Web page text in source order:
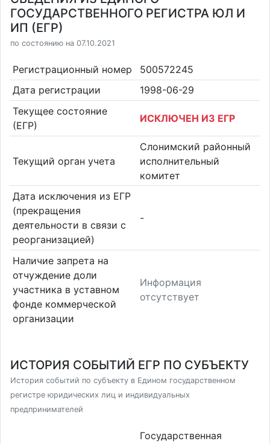
ГОСУДАРСТВЕННОГО РЕГИСТРА ЮЛ И
ИП (ЕГР)
по состоянию на 07.10.2021
Регистрационный номер
500572245
Дата регистрации
1998-06-29
Текущее состояние
(ЕГР)
ИСКЛЮЧЕН ИЗ ЕГР
Текущий орган учета
Слонимский районный
исполнительный
комитет
Дата исключения из ЕГР
(прекращения
деятельности в связи с
реорганизацией)
-
Наличие запрета на
отчуждение доли
участника в уставном
фонде коммерческой
организации
Информация
отсутствует
ИСТОРИЯ СОБЫТИЙ ЕГР ПО СУБЪЕКТУ
История событий по субъекту в Едином государственном
регистре юридических лиц и индивидуальных
предпринимателей
Государственная